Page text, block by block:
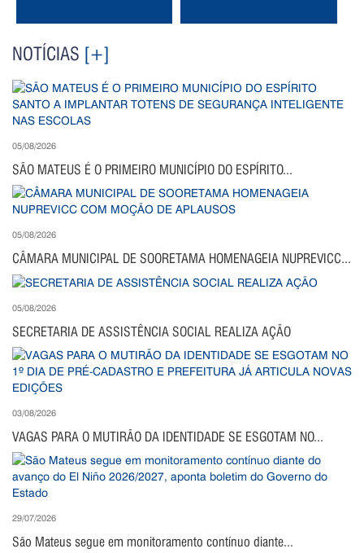
NOTÍCIAS [+]
05/08/2026
SÃO MATEUS É O PRIMEIRO MUNICÍPIO DO ESPÍRITO...
05/08/2026
CÂMARA MUNICIPAL DE SOORETAMA HOMENAGEIA NUPREVICC...
05/08/2026
SECRETARIA DE ASSISTÊNCIA SOCIAL REALIZA AÇÃO
03/08/2026
VAGAS PARA O MUTIRÃO DA IDENTIDADE SE ESGOTAM NO...
29/07/2026
São Mateus segue em monitoramento contínuo diante...